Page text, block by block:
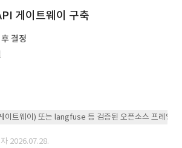
게이트웨이 구축
결정
트웨이) 또는 langfuse 등 검증된 오픈소스 프레임워
2026.07.28.